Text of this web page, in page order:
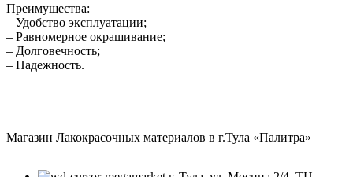
Преимущества:
– Удобство эксплуатации;
– Равномерное окрашивание;
– Долговечность;
– Надежность.
Магазин Лакокрасочных материалов в г.Тула «Палитра»